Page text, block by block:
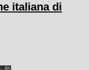
italiana di